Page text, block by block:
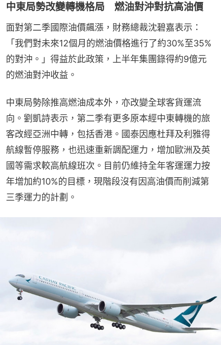
中東局勢改變轉機格局 燃油對沖對抗高油價
面對第二季國際油價飆漲，財務總裁沈碧嘉表示：
「我們對未來12個月的燃油價格進行了約30%至35%
的對沖。」得益於此政策，上半年集團錄得約9億元
的燃油對沖收益。
中東局勢除推高燃油成本外，亦改變全球客貨運流
向。劉凱詩表示，第二季有更多原本經中東轉機的旅
客改經亞洲中轉，包括香港。國泰因應杜拜及利雅得
航線暫停服務，也迅速重新調配運力，增加歐洲及英
國等需求較高航線班次。目前仍維持全年客運運力按
年增加約10%的目標，現階段沒有因高油價而削減第
三季運力的計劃。